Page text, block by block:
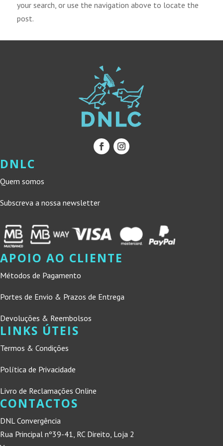
your search, or use the navigation above to locate the
post.
DNLC
Quem somos
Subscreva a nossa newsletter
APOIO AO CLIENTE
Métodos de Pagamento
Portes de Envio & Prazos de Entrega
Devoluções & Reembolsos
LINKS ÚTEIS
Termos & Condições
Política de Privacidade
Livro de Reclamações Online
CONTACTOS
DNL Convergência
Rua Principal nº39-41, RC Direito, Loja 2